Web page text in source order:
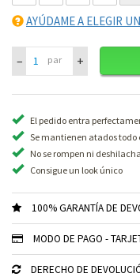
AYÚDAME A ELEGIR
– par +
El pedido entra
Se mantienen atados todo
No se rompen ni
Consigue un look único
100% GARANTÍA DE
MODO DE PAGO -
DERECHO DE